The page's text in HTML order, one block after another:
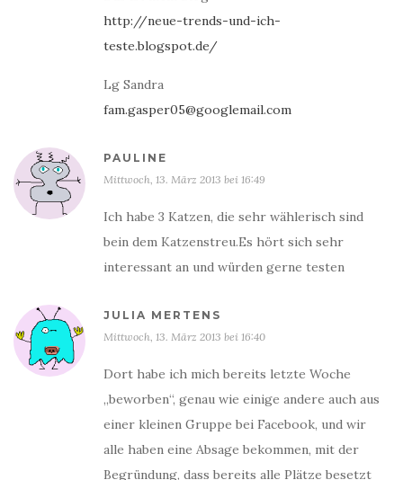
http://neue-trends-und-ich-
teste.blogspot.de/
Lg Sandra
fam.gasper05@googlemail.com
PAULINE
Mittwoch, 13. März 2013 bei 16:49
Ich habe 3 Katzen, die sehr wählerisch sind
bein dem Katzenstreu.Es hört sich sehr
interessant an und würden gerne testen
JULIA MERTENS
Mittwoch, 13. März 2013 bei 16:40
Dort habe ich mich bereits letzte Woche
„beworben“, genau wie einige andere auch aus
einer kleinen Gruppe bei Facebook, und wir
alle haben eine Absage bekommen, mit der
Begründung, dass bereits alle Plätze besetzt